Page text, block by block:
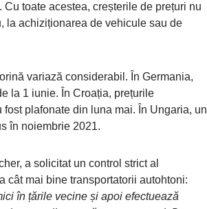
toate acestea, creșterile de prețuri nu
la achiziționarea de vehicule sau de
variază considerabil. În Germania,
la 1 iunie. În Croația, prețurile
plafonate din luna mai. În Ungaria, un
în noiembrie 2021.
a solicitat un control strict al
cât mai bine transportatorii autohtoni:
în țările vecine și apoi efectuează